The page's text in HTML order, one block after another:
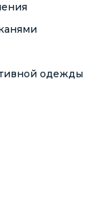
одежды